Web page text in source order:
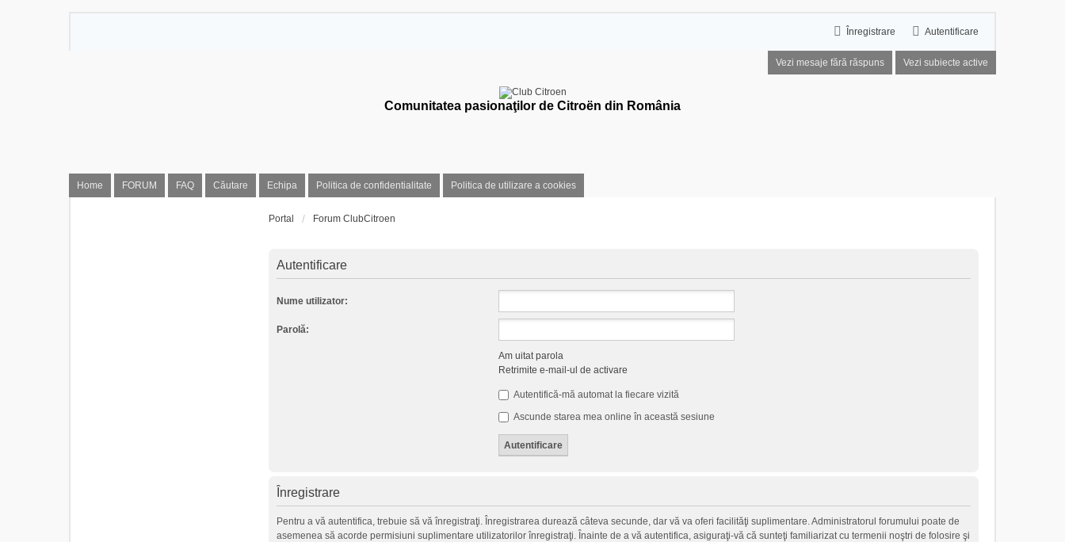
Autentificare
Înregistrare
Vezi mesaje fără răspuns Vezi subiecte active
Home FORUM FAQ Căutare Echipa Politica de confidentialitate Politica de utilizare a cookies
Comunitatea pasionaţilor de Citroën din România
Portal Forum ClubCitroen
Autentificare
Nume utilizator:
Parolă:
Am uitat parola
Retrimite e-mail-ul de activare
Autentifică-mă automat la fiecare vizită
Ascunde starea mea online în această sesiune
Înregistrare
Pentru a vă autentifica, trebuie să vă înregistraţi. Înregistrarea durează câteva secunde, dar vă va oferi facilităţi suplimentare. Administratorul forumului poate de
asemenea să acorde permisiuni suplimentare utilizatorilor înregistraţi. Înainte de a vă autentifica, asiguraţi-vă că sunteţi familiarizat cu termenii noştri de folosire şi